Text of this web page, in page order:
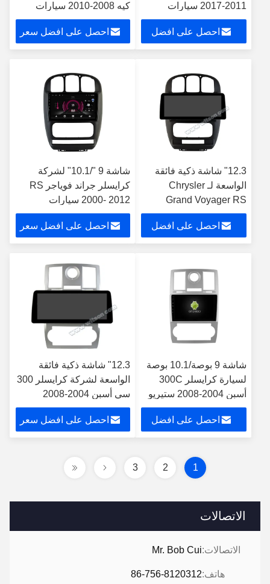
الاتصالات
الاتصالات:Mr. Bob Cui
هاتف:86-756-8120312
2011-2017 سيارات
الوسائط المتعددة ستيريو
جي بي إس CarPlay
Player
احصل على افضل
كيه 2008-2010 سيارات
الوسائط المتعددة ستيريو
احصل على افضل سعر
12.3" شاشة ذكية فائقة
الواسعة لـ Chrysler
Grand Voyager RS
2000- 2012 سيارات
متعددة الوسائط ستيريو
احصل على افضل
شاشة 9 "/10.1" لشركة
كرايسلر جراند فوياجر RS
2000- 2012 سيارات
الوسائط المتعددة ستيريو جي
بي إس CarPlay Playerاحصل على افضل سعر
شاشة 9 بوصة/10.1 بوصة
لسيارة كرايسلر 300C
أسبن 2004-2008 ستيريو
متعدد الوسائط للسيارة
احصل على افضل
12.3" شاشة ذكية فائقة
الواسعة لشركة كرايسلر 300
سي أسبن 2004-2008
مشغل ستيريو للسيارات
احصل على افضل سعر
1
2
3